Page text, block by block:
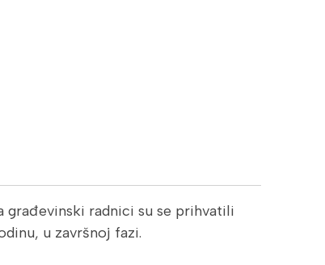
građevinski radnici su se prihvatili
u završnoj fazi.